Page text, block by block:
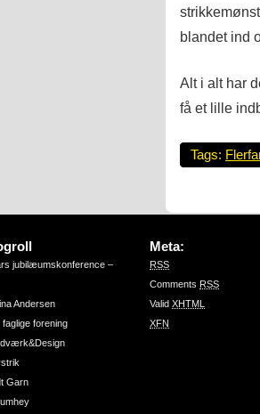
blandet ind
Alt i alt har
få et lille
Tags:
jubilæumskonference –
Andersen
faglige forening
Garn
Meta:
RSS
Comments RSS
Valid XHTML
XFN